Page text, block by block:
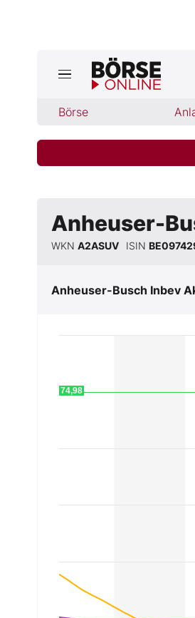
Börse
Jetzt aktuelle
Finanz-Check
Experten
Anheuser-
WKN A2ASUV ISIN
Anheuser-Busch Inbev
74,98